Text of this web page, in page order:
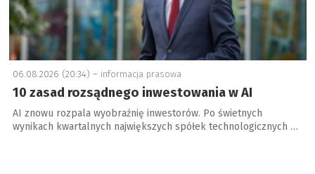
06.08.2026 (20:34) – informacja prasowa
10 zasad rozsądnego inwestowania w AI
AI znowu rozpala wyobraźnię inwestorów. Po świetnych
wynikach kwartalnych największych spółek technologicznych …